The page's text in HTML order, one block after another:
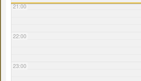
21:00
22:00
23:00